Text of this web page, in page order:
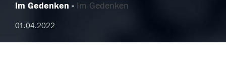
Im Gedenken Im Gedenken
01.04.2022